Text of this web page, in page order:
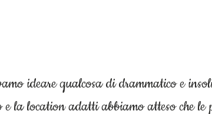
ideare qualcosa di drammatico e
la location adatti abbiamo atteso che le